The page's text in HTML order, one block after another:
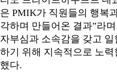
은 PMIK가 직원들의 행복
각하며 만들어온 결과”라
자부심과 소속감을 갖고
하기 위해 지속적으로 노력
했다.